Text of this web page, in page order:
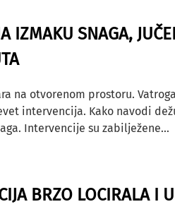
IZMAKU SNAGA,
na otvorenom prostoru.
intervencija. Kako navodi
Intervencije su zabilježene...
BRZO LOCIRALA I